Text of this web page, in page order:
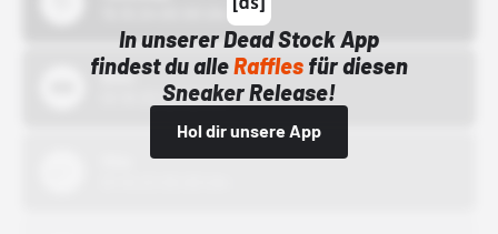
In unserer Dead Stock App
findest du alleRafflesfür diesen
Sneaker Release!
Hol dir unsere App
Bstn
01.10.22 00:00 Uhr